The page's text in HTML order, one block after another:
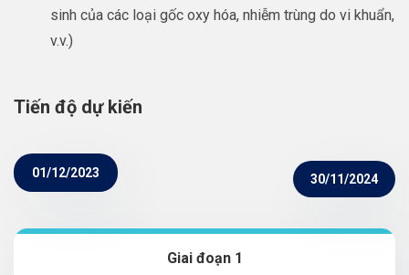
sinh của các loại gốc oxy hóa, nhiễm trùng do vi khuẩn,
v.v.)
Tiến độ dự kiến
01/12/2023 30/11/2024
Giai đoạn 1